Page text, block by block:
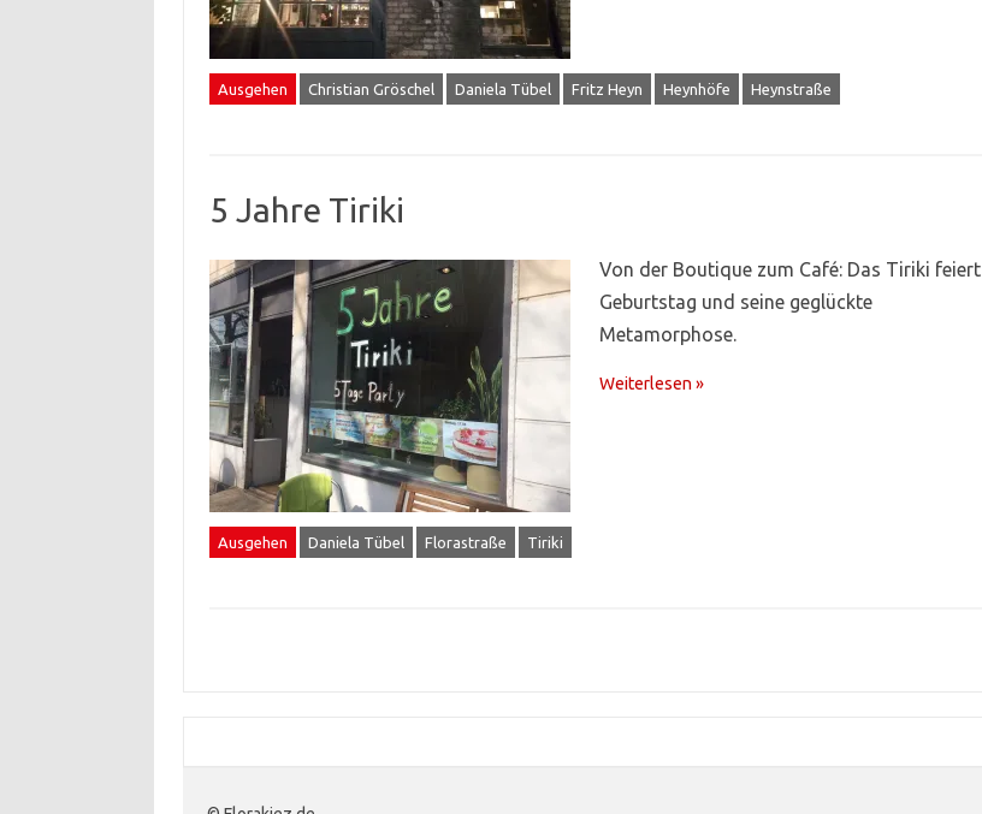
Ausgehen Christian Gröschel Daniela Tübel Fritz Heyn Heynhöfe Heynstraße
5 Jahre Tiriki
Von der Boutique zum Café: Das Tiriki feiert
Geburtstag und seine geglückte
Metamorphose.
Weiterlesen »
Ausgehen Daniela Tübel Florastraße Tiriki